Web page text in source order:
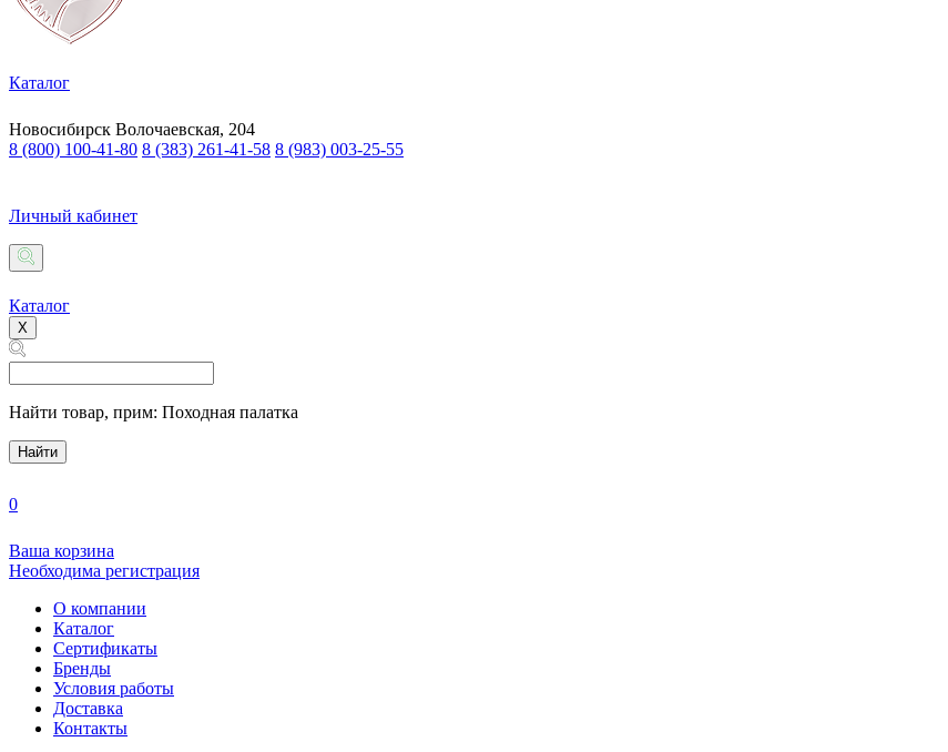
Каталог
Новосибирск Волочаевская, 204
8 (800) 100-41-80 8 (383) 261-41-58 8 (983) 003-25-55
Личный кабинет
Каталог
X
Найти товар, прим: Походная палатка
Найти
0
Ваша корзина
Необходима регистрация
О компании
Каталог
Сертификаты
Бренды
Условия работы
Доставка
Контакты